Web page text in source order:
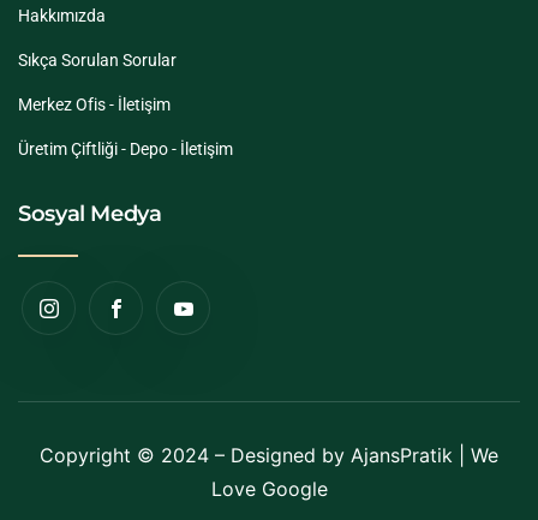
Hakkımızda
Sıkça Sorulan Sorular
Merkez Ofis - İletişim
Üretim Çiftliği - Depo - İletişim
Sosyal Medya
Copyright © 2024 – Designed by AjansPratik | We
Love Google